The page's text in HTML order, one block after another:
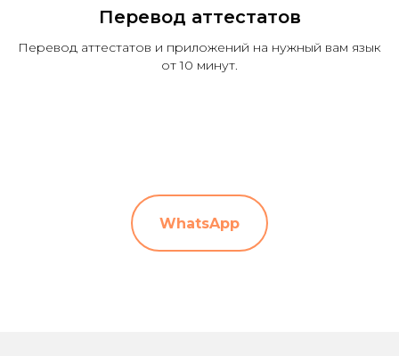
Перевод аттестатов
Перевод аттестатов и приложений на нужный вам язык
от 10 минут.
WhatsApp